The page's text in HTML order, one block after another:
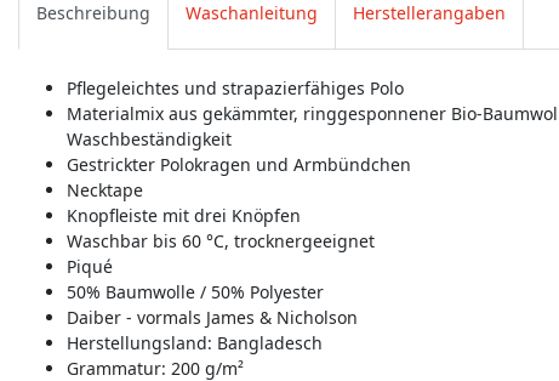
Beschreibung Waschanleitung Herstellerangaben
Pflegeleichtes und strapazierfähiges Polo
Materialmix aus gekämmter, ringgesponnener Bio-
Waschbeständigkeit
Gestrickter Polokragen und Armbündchen
Necktape
Knopfleiste mit drei Knöpfen
Waschbar bis 60 °C, trocknergeeignet
Piqué
50% Baumwolle / 50% Polyester
Daiber - vormals James & Nicholson
Herstellungsland: Bangladesch
Grammatur: 200 g/m²